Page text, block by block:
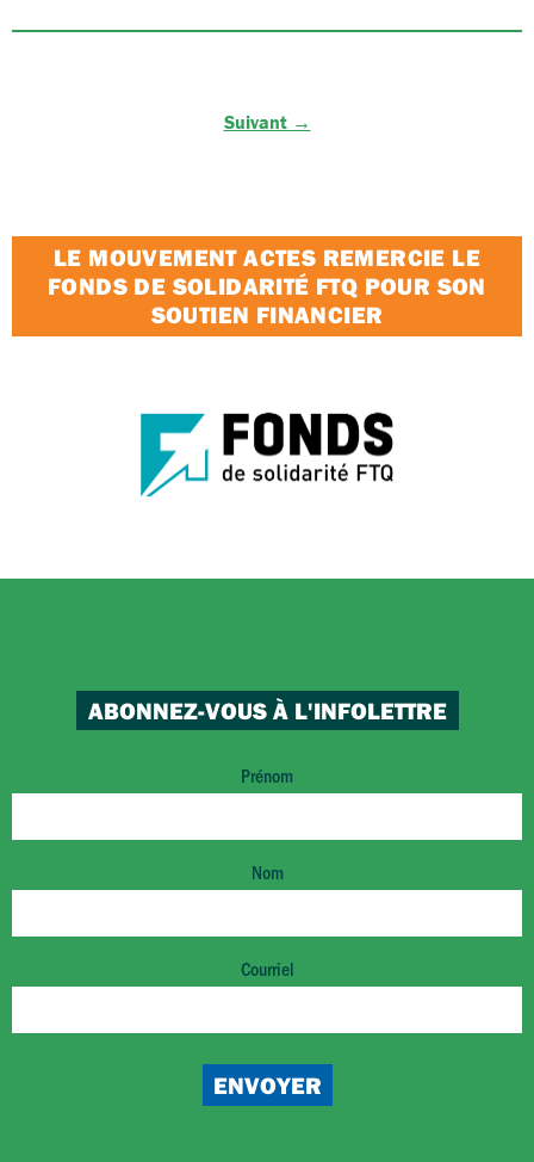
Suivant →
LE MOUVEMENT ACTES REMERCIE LE
FONDS DE SOLIDARITÉ FTQ POUR SON
SOUTIEN FINANCIER
ABONNEZ-VOUS À L'INFOLETTRE
Prénom
Nom
Courriel